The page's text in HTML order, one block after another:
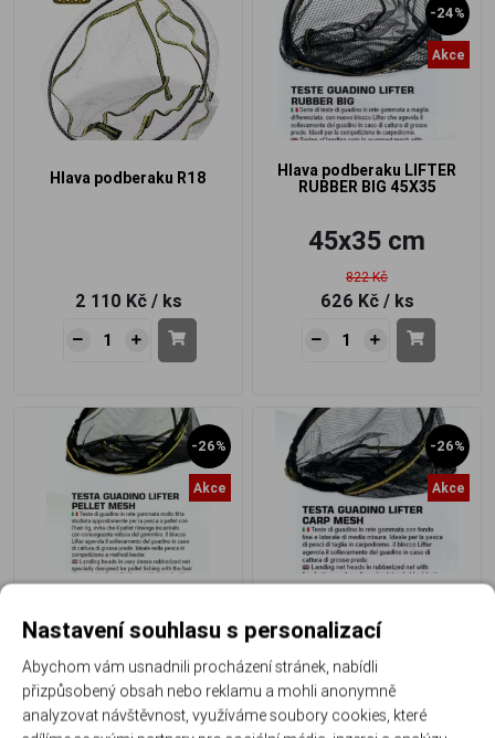
Hlava podberaku R18
2 110 Kč / ks
-24%
Akce
Hlava podberaku LIFTER
RUBBER BIG 45X35
45x35 cm
822 Kč
626 Kč / ks
-26%
Akce
PELLET MESH 45X35
45x35 cm
822 Kč
606 Kč/ ks
-26%
Akce
CARP MESH 50x40
45x35 cm
889 Kč
654 Kč / ks
Nastavení souhlasu s personalizací
Abychom vám usnadnili procházení stránek, nabídli
přizpůsobený obsah nebo reklamu a mohli anonymně
analyzovat návštěvnost, využíváme soubory cookies, které